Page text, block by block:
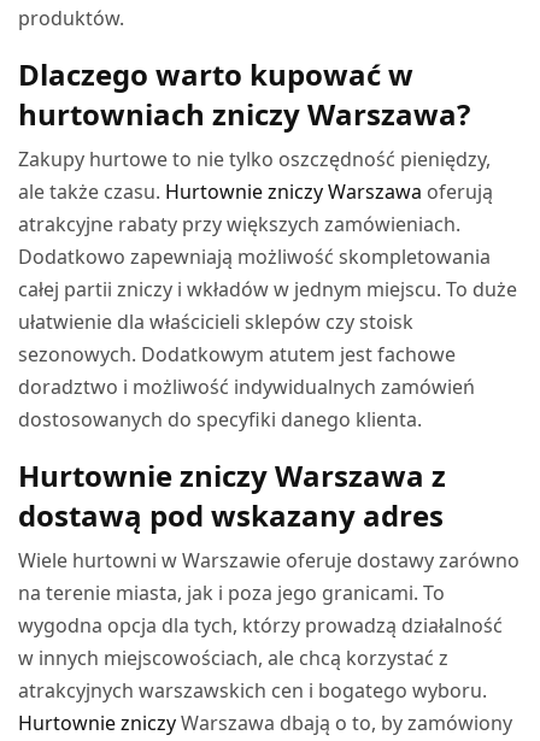
produktów.
Dlaczego warto kupować w
hurtowniach zniczy Warszawa?
Zakupy hurtowe to nie tylko oszczędność pieniędzy,
ale także czasu. Hurtownie zniczy Warszawa oferują
atrakcyjne rabaty przy większych zamówieniach.
Dodatkowo zapewniają możliwość skompletowania
całej partii zniczy i wkładów w jednym miejscu. To duże
ułatwienie dla właścicieli sklepów czy stoisk
sezonowych. Dodatkowym atutem jest fachowe
doradztwo i możliwość indywidualnych zamówień
dostosowanych do specyfiki danego klienta.
Hurtownie zniczy Warszawa z
dostawą pod wskazany adres
Wiele hurtowni w Warszawie oferuje dostawy zarówno
na terenie miasta, jak i poza jego granicami. To
wygodna opcja dla tych, którzy prowadzą działalność
w innych miejscowościach, ale chcą korzystać z
atrakcyjnych warszawskich cen i bogatego wyboru.
Hurtownie zniczyWarszawa dbają o to, by zamówiony